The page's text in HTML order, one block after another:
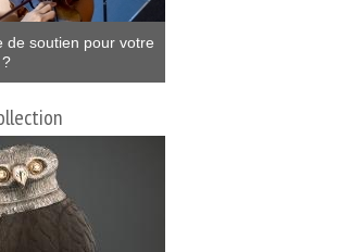
de soutien pour votre